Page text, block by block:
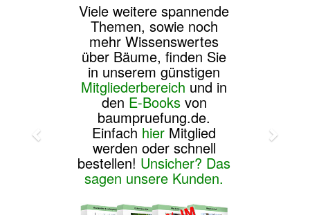
Viele weitere spannende
Themen, sowie noch
mehr Wissenswertes
über Bäume, finden Sie
in unserem günstigen
Mitgliederbereich und in
den E-Booksvon
baumpruefung.de.
Einfach hier Mitglied
werden oder schnell
bestellen! Unsicher? Das
sagen unsere Kunden.